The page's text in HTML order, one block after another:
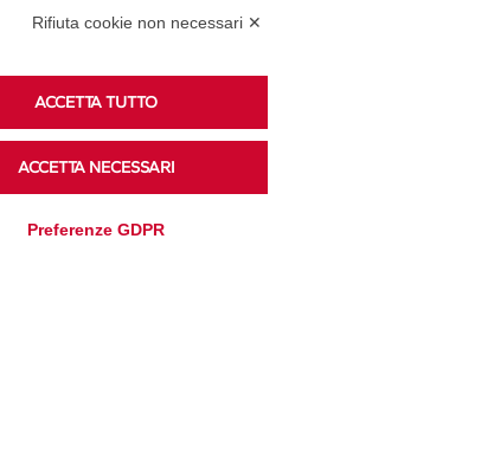
Accedi alla sezione
Rifiuta cookie non necessari ✕
ACCETTA TUTTO
ACCETTA NECESSARI
Preferenze GDPR